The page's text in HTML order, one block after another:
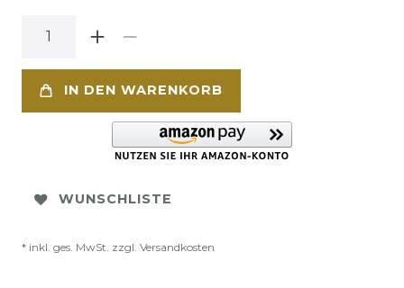
IN DEN WARENKORB
WUNSCHLISTE
* inkl. ges. MwSt. zzgl. Versandkosten